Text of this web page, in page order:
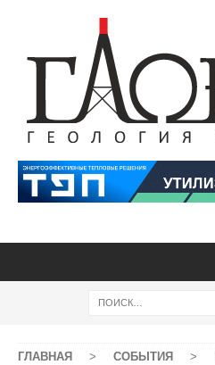
ГЛАВНАЯ > СОБЫТИЯ >